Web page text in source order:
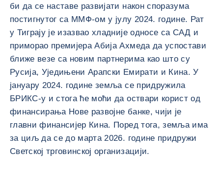
би да се наставе развијати након споразума
постигнутог са ММФ-ом у јулу 2024. године. Рат
у Тиграју је изазвао хладније односе са САД и
приморао премијера Абија Ахмеда да успостави
ближе везе са новим партнерима као што су
Русија, Уједињени Арапски Емирати и Кина. У
јануару 2024. године земља се придружила
БРИКС-у и стога ће моћи да оствари корист од
финансирања Нове развојне банке, чији је
главни финансијер Кина. Поред тога, земља има
за циљ да се до марта 2026. године придружи
Светској трговинској организацији.